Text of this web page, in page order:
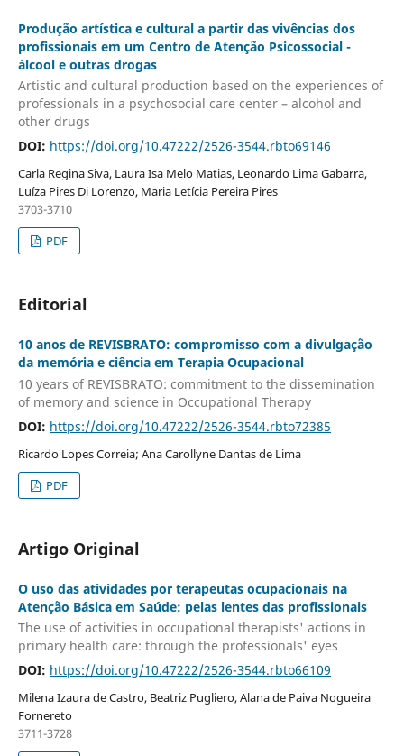
Produção artística e cultural a partir das vivências dos
profissionais em um Centro de Atenção Psicossocial -
álcool e outras drogas
Artistic and cultural production based on the experiences of
professionals in a psychosocial care center – alcohol and
other drugs
DOI: https://doi.org/10.47222/2526-3544.rbto69146
Carla Regina Siva, Laura Isa Melo Matias, Leonardo Lima Gabarra,
Luíza Pires Di Lorenzo, Maria Letícia Pereira Pires
3703-3710
PDF
Editorial
10 anos de REVISBRATO: compromisso com a divulgação
da memória e ciência em Terapia Ocupacional
10 years of REVISBRATO: commitment to the dissemination
of memory and science in Occupational Therapy
DOI: https://doi.org/10.47222/2526-3544.rbto72385
Ricardo Lopes Correia; Ana Carollyne Dantas de Lima
PDF
Artigo Original
O uso das atividades por terapeutas ocupacionais na
Atenção Básica em Saúde: pelas lentes das profissionais
The use of activities in occupational therapists' actions in
primary health care: through the professionals' eyes
DOI: https://doi.org/10.47222/2526-3544.rbto66109
Milena Izaura de Castro, Beatriz Pugliero, Alana de Paiva Nogueira
Fornereto
3711-3728